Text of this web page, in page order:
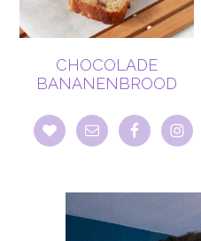
CHOCOLADE
BANANENBROOD